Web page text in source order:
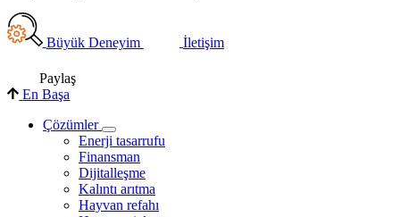
Büyük Deneyim İletişim
Paylaş
En Başa
Çözümler
Enerji tasarrufu
Finansman
Dijitalleşme
Kalıntı arıtma
Hayvan refahı